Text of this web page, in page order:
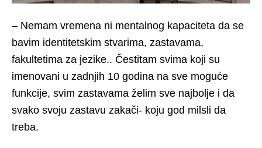
– Nemam vremena ni mentalnog kapaciteta da se
bavim identitetskim stvarima, zastavama,
fakultetima za jezike.. Čestitam svima koji su
imenovani u zadnjih 10 godina na sve moguće
funkcije, svim zastavama želim sve najbolje i da
svako svoju zastavu zakači- koju god milsli da
treba.